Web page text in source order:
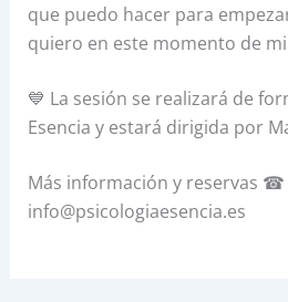
que puedo hacer para
quiero en este momento de
💙 La sesión se realizará de
Esencia y estará dirigida por
Más información y reservas ☎
info@psicologiaesencia.es